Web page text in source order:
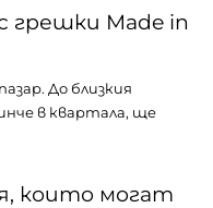
грешки Made in
До близкия
в квартала, ще
които могат